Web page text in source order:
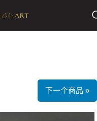
下一个商品 »